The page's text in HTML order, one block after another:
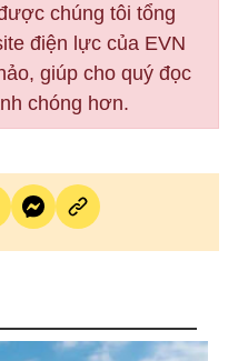
chúng tôi tổng
điện lực của EVN
giúp cho quý đọc
chóng hơn.